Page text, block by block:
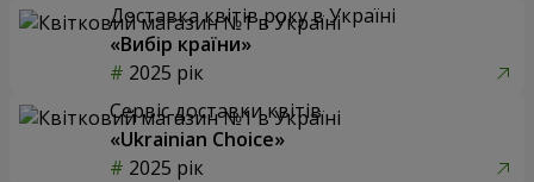
Доставка квітів року в Україні
«Вибір країни»
2025 рік
Сервіс доставки квітів
«Ukrainian Choice»
2025 рік